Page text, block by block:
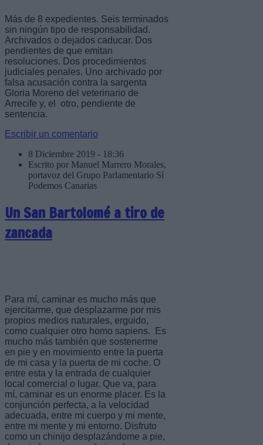
Más de 8 expedientes. Seis terminados
sin ningún tipo de responsabilidad.
Archivados o dejados caducar. Dos
pendientes de que emitan
resoluciones. Dos procedimientos
judiciales penales. Uno archivado por
falsa acusación contra la sargenta
Gloria Moreno del veterinario de
Arrecife y, el otro, pendiente de
sentencia.
Escribir un comentario
8 Diciembre 2019 - 18:36
Escrito por Manuel Marrero Morales,
portavoz del Grupo Parlamentario Sí
Podemos Canarias
Un San Bartolomé a tiro de
zancada
Para mí, caminar es mucho más que
ejercitarme, que desplazarme por mis
propios medios naturales, erguido,
como cualquier otro homo sapiens. Es
mucho más también que sostenerme
en pie y en movimiento entre la puerta
de mi casa y la puerta de mi coche. O
entre esta y la entrada de cualquier
local comercial o lugar. Que va, para
mí, caminar es un enorme placer. Es la
conjunción perfecta, a la velocidad
adecuada, entre mi cuerpo y mi mente,
entre mi mente y mi entorno. Disfruto
como un chinijo desplazándome a pie,